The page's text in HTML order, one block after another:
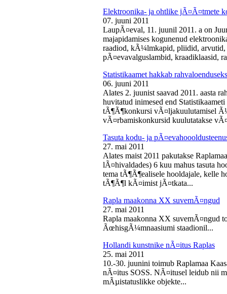
Elektroonika- ja ohtlike jÃ¤Ã¤tmete
07. juuni 2011
LaupÃ¤eval, 11. juunil 2011. a on
majapidamises kogunenud
raadiod, kÃ¼lmkapid, pliidid,
pÃ¤evavalguslambid, kraadiklaasid,
Statistikaamet hakkab
06. juuni 2011
Alates 2. juunist saavad 2011. aasta
huvitatud inimesed end
tÃ¶Ã¶konkursi vÃ¤ljakuulutamisel
vÃ¤rbamiskonkursid kuulutatakse
Tasuta kodu- ja
27. mai 2011
Alates maist 2011 pakutakse
lÃ¤hivaldades) 6 kuu mahus tasuta
tema tÃ¶Ã¶ealisele hooldajale, kelle
tÃ¶Ã¶l kÃ¤imist jÃ¤tkata...
Rapla maakonna XX suvemÃ¤ngud
27. mai 2011
Rapla maakonna XX suvemÃ¤ngud
ÃœhisgÃ¼mnaasiumi staadionil...
Hollandi kunstnike nÃ¤itus Raplas
25. mai 2011
10.-30. juunini toimub Raplamaa
nÃ¤itus SOSS. NÃ¤itusel leidub nii
mÃµistatuslikke objekte...